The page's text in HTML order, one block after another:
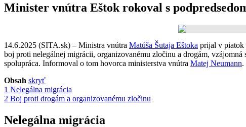
Minister vnútra Eštok rokoval s
14.6.2025 (SITA.sk) – Ministra vnútra Matúša Šutaja Eštoka prijal v piatok
boj proti nelegálnej migrácii, organizovanému zločinu a drogám, vzájomná
spolupráca. Informoval o tom hovorca ministerstva vnútra Matej Neumann.
Obsah skryť
1 Nelegálna migrácia
2 Boj proti drogám a organizovanému zločinu
Nelegálna migrácia